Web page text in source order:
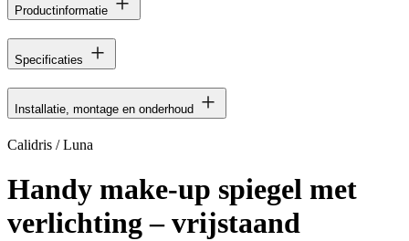
Productinformatie
Specificaties
Installatie, montage en onderhoud
Calidris / Luna
Handy make-up spiegel met
verlichting – vrijstaand